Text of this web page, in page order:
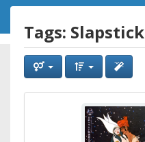
Tags: Slapstick